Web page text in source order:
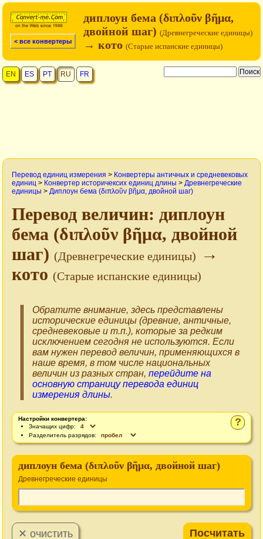
< все конвертеры
диплоун бема (διπλοῦν βῆμα,
двойной шаг) (Древнегреческие единицы)
→ кото (Старые испанские единицы)
EN ES PT RU FR
Перевод единиц измерения > Конвертеры античных и средневековых
единиц > Конвертер историчексих единиц длины > Древнегреческие
единицы > Диплоун бема (διπλοῦν βῆμα, двойной шаг)
Перевод величин: диплоун
бема (διπλοῦν βῆμα, двойной
шаг) (Древнегреческие единицы)
→
кото (Старые испанские единицы)
Обратите внимание, здесь представлены
исторические единицы (древние, античные,
средневековые и т.п.), которые за редким
исключением сегодня не используются. Если
вам нужен перевод величин, применяющихся в
наше время, в том числе национальных
величин из разных стран, перейдите на
основную страницу перевода единиц
измерения длины.
?
Настройки конвертера:
Значащих цифр:
Разделитель разрядов:
диплоун бема (διπλοῦν βῆμα, двойной шаг)
Древнегреческие единицы